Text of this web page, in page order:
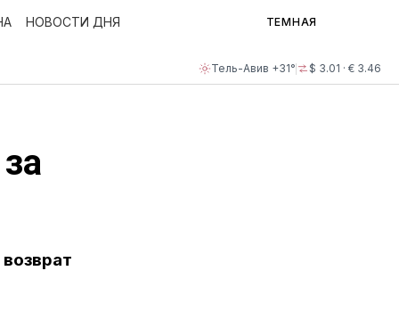
Тель-Авив +31° $ 3.01 · € 3.46
НОВОСТИ ДНЯ ТЕМНАЯ